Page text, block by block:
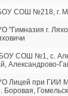
СОШ №218, г.
"Гимназия г.
СОШ №1, с.
Александрово-
Лицей при ГИИ
Боровая,